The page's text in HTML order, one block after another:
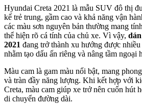
Hyundai Creta 2021 là mẫu SUV đô thị
kế trẻ trung, gầm cao và khả năng vận
các màu sơn nguyên bản thường mang
thể hiện rõ cá tính của chủ xe. Vì vậy,
2021 đang trở thành xu hướng được
nhằm tạo dấu ấn riêng và nâng tầm ngoại
Màu cam là gam màu nổi bật, mang
và tràn đầy năng lượng. Khi kết hợp với
Creta, màu cam giúp xe trở nên cuốn hút
di chuyển đường dài.